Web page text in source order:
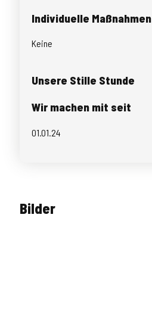
Individuelle Maßnahmen
Keine
Unsere Stille Stunde
Wir machen mit seit
01.01.24
Bilder